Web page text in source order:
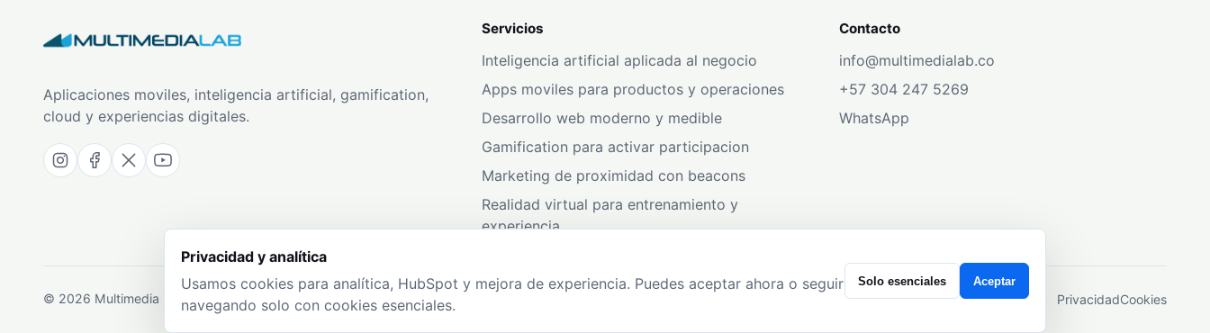
Aplicaciones moviles, inteligencia artificial, gamification,
cloud y experiencias digitales.
Servicios
Inteligencia artificial aplicada al negocio
Apps moviles para productos y operaciones
Desarrollo web moderno y medible
Gamification para activar participacion
Marketing de proximidad con beacons
Realidad virtual para entrenamiento y
experiencia
Contacto
info@multimedialab.co
+57 304 247 5269
WhatsApp
© 2026 Multimedia Lab SAS. Todos los derechos reservados. PrivacidadCookies
Privacidad y analítica
Usamos cookies para analítica, HubSpot y mejora de experiencia. Puedes aceptar ahora o seguir
navegando solo con cookies esenciales.
Solo esenciales Aceptar